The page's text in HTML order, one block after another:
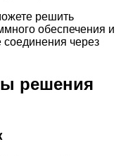
решить
обеспечения и
соединения через
решения